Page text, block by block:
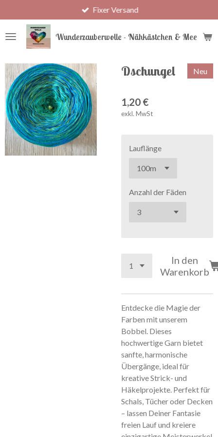
Hauptinhalt
springen
Wunderzauberwolle - Nähkästchen & Meer
Fixer Versand
Dschungel Neu
1,20 €
exkl. MwSt
Lauflänge
Anzahl der Fäden
In den
Warenkorb
Entdecke die Magie der
Farben mit unserem
Bobbel. Dieses
hochwertige Garn bietet
sanfte, harmonische
Übergänge, ideal für
kreative Strick- und
Häkelprojekte. Perfekt für
Schals, Tücher oder Decken
– lassen Deiner Fantasie
freien Lauf und kreiere